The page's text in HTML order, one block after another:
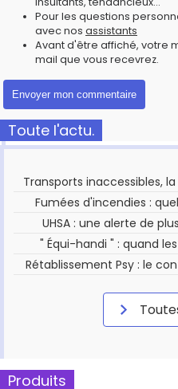
Pour les questions
avec nos assistants
Avant d'être affiché, votre
mail que vous recevrez.
Toute l'actu.
Transports inaccessibles,
Fumées d'incendies :
UHSA : une alerte de
" Équi-handi " : quand
Rétablissement Psy : le
Produits